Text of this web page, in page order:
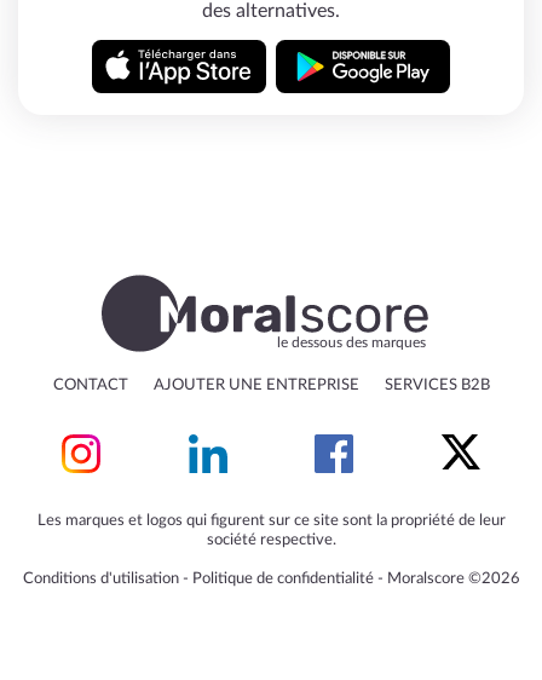
des alternatives.
le dessous des marques
CONTACT AJOUTER UNE ENTREPRISE SERVICES B2B
Les marques et logos qui figurent sur ce site sont la propriété de leur
société respective.
Conditions d'utilisation‐ Politique de confidentialité‐ Moralscore ©2026